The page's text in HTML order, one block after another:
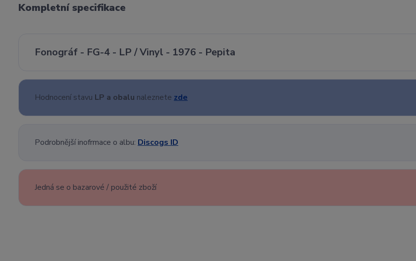
Kompletní specifikace
Fonográf - FG-4 - LP / Vinyl - 1976 - Pepita
Hodnocení stavu LP a obalu naleznete zde
Podrobnější inofrmace o albu: Discogs ID
Jedná se o bazarové / použité zboží